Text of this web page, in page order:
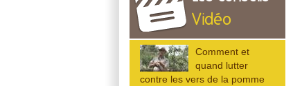
Vidéo
Comment et
quand lutter
contre les vers de la pomme